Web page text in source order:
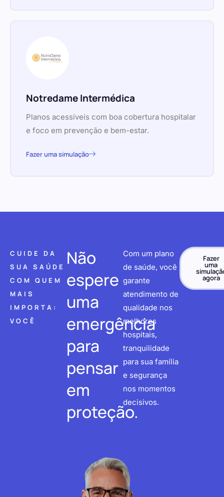
Notredame Intermédica
Planos acessíveis com boa cobertura hospitalar
e foco em prevenção e bem-estar.
Fazer uma simulação
CUIDE DA
SUA SAÚDE
COM QUEM
MAIS
IMPORTA:
VOCÊ
Não
espere
uma
emergência
para
pensar
em
proteção.
Com um plano
de saúde, você
garante
atendimento de
qualidade nos
melhores
hospitais,
tranquilidade
para sua família
e segurança
nos momentos
decisivos.
Fazer
uma
agora